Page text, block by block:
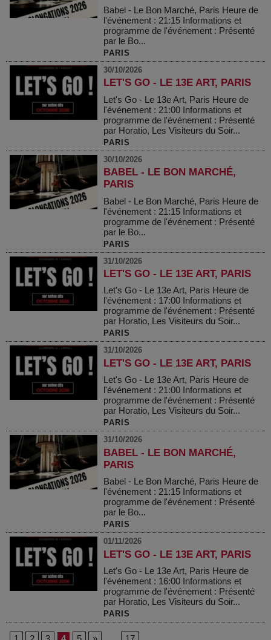
Babel - Le Bon Marché, Paris Heure de
l'événement : 21:15 Informations et
programme de l'événement : Présenté
par le Bo...
PARIS
30/10/2026
LET'S GO - LE 13E ART, PARIS
Let's Go - Le 13e Art, Paris Heure de
l'événement : 21:00 Informations et
programme de l'événement : Présenté
par Horatio, Les Visiteurs du Soir...
PARIS
30/10/2026
BABEL - LE BON MARCHÉ,
PARIS
Babel - Le Bon Marché, Paris Heure de
l'événement : 21:15 Informations et
programme de l'événement : Présenté
par le Bo...
PARIS
31/10/2026
LET'S GO - LE 13E ART, PARIS
Let's Go - Le 13e Art, Paris Heure de
l'événement : 17:00 Informations et
programme de l'événement : Présenté
par Horatio, Les Visiteurs du Soir...
PARIS
31/10/2026
LET'S GO - LE 13E ART, PARIS
Let's Go - Le 13e Art, Paris Heure de
l'événement : 21:00 Informations et
programme de l'événement : Présenté
par Horatio, Les Visiteurs du Soir...
PARIS
31/10/2026
BABEL - LE BON MARCHÉ,
PARIS
Babel - Le Bon Marché, Paris Heure de
l'événement : 21:15 Informations et
programme de l'événement : Présenté
par le Bo...
PARIS
01/11/2026
LET'S GO - LE 13E ART, PARIS
Let's Go - Le 13e Art, Paris Heure de
l'événement : 16:00 Informations et
programme de l'événement : Présenté
par Horatio, Les Visiteurs du Soir...
PARIS